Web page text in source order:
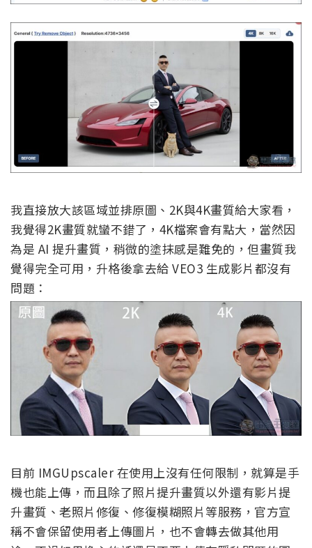
我直接放大該區域並排原圖、2K與4K畫質給大家看，
我覺得2K畫質就蠻不錯了，4K檔案會有點大，當然因
為是 AI 提升畫質，稍微的塗抹感是難免的，但畫質我
覺得完全可用，升格後拿去給 VEO3 生成影片都沒有
問題：
目前 IMGUpscaler 在使用上沒有任何限制，就算是手
機也能上傳，而且除了照片提升畫質以外還有影片提
升畫質、老照片修復、修復模糊照片等服務，官方宣
稱不會保留使用者上傳圖片，也不會轉去做其他用